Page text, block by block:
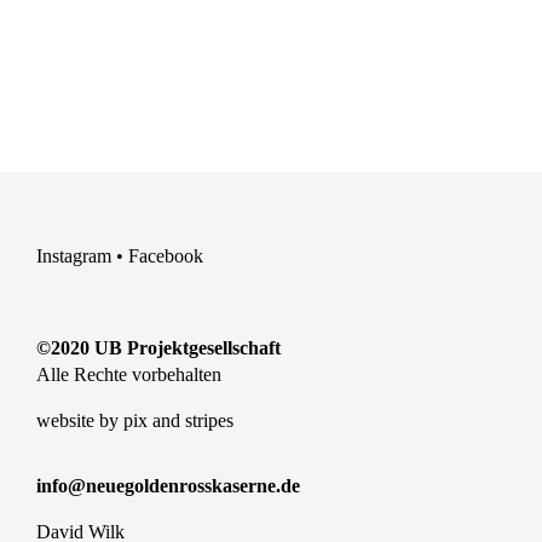
Instagram • Facebook
©2020 UB Projektgesellschaft
Alle Rechte vorbehalten
website by pix and stripes
info@neuegoldenrosskaserne.de
David Wilk